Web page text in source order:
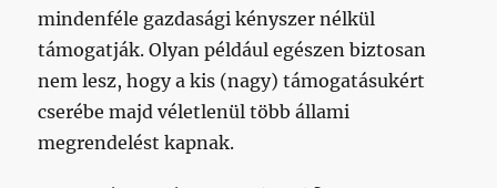
mindenféle gazdasági kényszer nélkül
támogatják. Olyan például egészen biztosan
nem lesz, hogy a kis (nagy) támogatásukért
cserébe majd véletlenül több állami
megrendelést kapnak.